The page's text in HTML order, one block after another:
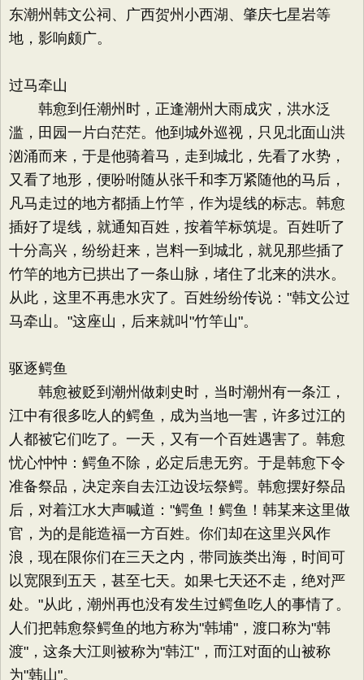
东潮州韩文公祠、广西贺州小西湖、肇庆七星岩等
地，影响颇广。
过马牵山
韩愈到任潮州时，正逢潮州大雨成灾，洪水泛
滥，田园一片白茫茫。他到城外巡视，只见北面山洪
汹涌而来，于是他骑着马，走到城北，先看了水势，
又看了地形，便吩咐随从张千和李万紧随他的马后，
凡马走过的地方都插上竹竿，作为堤线的标志。韩愈
插好了堤线，就通知百姓，按着竿标筑堤。百姓听了
十分高兴，纷纷赶来，岂料一到城北，就见那些插了
竹竿的地方已拱出了一条山脉，堵住了北来的洪水。
从此，这里不再患水灾了。百姓纷纷传说："韩文公过
马牵山。"这座山，后来就叫"竹竿山"。
驱逐鳄鱼
韩愈被贬到潮州做刺史时，当时潮州有一条江，
江中有很多吃人的鳄鱼，成为当地一害，许多过江的
人都被它们吃了。一天，又有一个百姓遇害了。韩愈
忧心忡忡：鳄鱼不除，必定后患无穷。于是韩愈下令
准备祭品，决定亲自去江边设坛祭鳄。韩愈摆好祭品
后，对着江水大声喊道："鳄鱼！鳄鱼！韩某来这里做
官，为的是能造福一方百姓。你们却在这里兴风作
浪，现在限你们在三天之内，带同族类出海，时间可
以宽限到五天，甚至七天。如果七天还不走，绝对严
处。"从此，潮州再也没有发生过鳄鱼吃人的事情了。
人们把韩愈祭鳄鱼的地方称为"韩埔"，渡口称为"韩
渡"，这条大江则被称为"韩江"，而江对面的山被称
为"韩山"。